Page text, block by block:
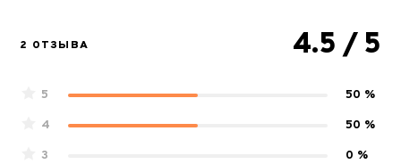
2 ОТЗЫВА 4.5 / 5
5
50 %
4
50 %
3
0 %